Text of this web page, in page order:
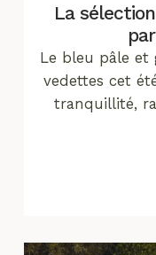
La
Le bleu pâle et
vedettes cet
tranquillité,